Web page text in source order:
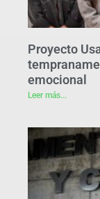
Proyecto
emocional
Leer más...